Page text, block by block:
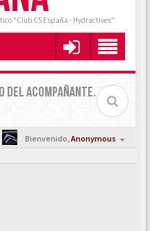
"Club C5 España - Hydractives"
DEL ACOMPAÑANTE.
Bienvenido,Anonymous